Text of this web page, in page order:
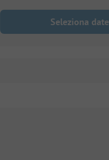
Seleziona date